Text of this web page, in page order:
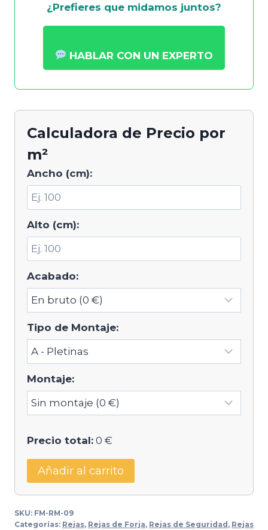
¿Prefieres que midamos juntos?
HABLAR CON UN EXPERTO
Calculadora de Precio por
m²
Ancho (cm):
Alto (cm):
Acabado:
Tipo de Montaje:
Montaje:
Precio total: 0 €
Añadir al carrito
SKU: FM-RM-09
Categorías: Rejas, Rejas de Forja, Rejas de Seguridad, Rejas